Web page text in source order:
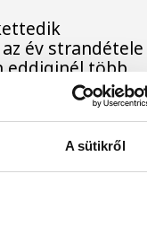
A sütikről
év strandétele
több,
indult. Egy
a